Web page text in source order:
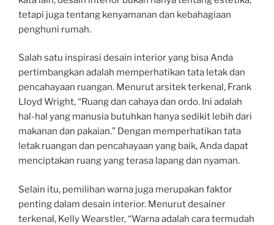
tetapi juga tentang kenyamanan dan kebahagiaan
penghuni rumah.
Salah satu inspirasi desain interior yang bisa Anda
pertimbangkan adalah memperhatikan tata letak dan
pencahayaan ruangan. Menurut arsitek terkenal, Frank
Lloyd Wright, “Ruang dan cahaya dan ordo. Ini adalah
hal-hal yang manusia butuhkan hanya sedikit lebih dari
makanan dan pakaian.” Dengan memperhatikan tata
letak ruangan dan pencahayaan yang baik, Anda dapat
menciptakan ruang yang terasa lapang dan nyaman.
Selain itu, pemilihan warna juga merupakan faktor
penting dalam desain interior. Menurut desainer
terkenal, Kelly Wearstler, “Warna adalah cara termudah